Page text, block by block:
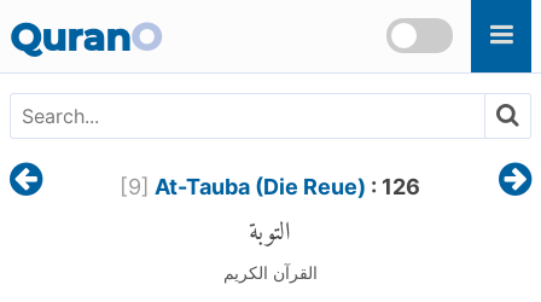
QuranO
[9] At-Tauba (Die Reue) : 126
التوبة
القرآن الكريم